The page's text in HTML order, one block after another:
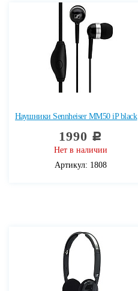
Наушники Sennheiser MM50 iP black
1990 c
Нет в наличии
Артикул: 1808